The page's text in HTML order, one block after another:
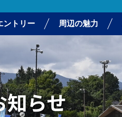
ントリー 周辺の魅力
知らせ